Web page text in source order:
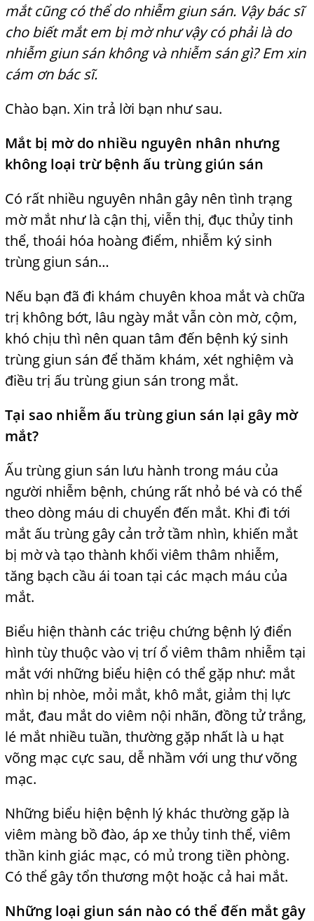
mắt cũng có thể do nhiễm giun sán. Vậy bác sĩ
cho biết mắt,em bị mờ như vậy có phải là do
nhiễm giun sán không và nhiễm sán gì? Em xin
cám ơn bác sĩ.
Chào bạn. Xin trả lời bạn như sau.
Mắt bị mờ do nhiều nguyên nhân nhưng
không loại trừ bệnh ấu trùng giún sán
Có rất nhiều nguyên nhân gây nên tình trạng
mờ mắt như là cận thị, viễn thị, đục thủy tinh
thể, thoái hóa hoàng điểm, nhiễm ký sinh
trùng giun sán…
Nếu bạn đã đi khám chuyên khoa mắt và chữa
trị không bớt, lâu ngày mắt vẫn còn mờ, cộm,
khó chịu thì nên quan tâm đến bệnh ký sinh
trùng giun sán để thăm khám, xét nghiệm và
điều trị ấu trùng giun sán trong mắt.
Tại sao nhiễm ấu trùng giun sán lại gây mờ
mắt?
Ấu trùng giun sán lưu hành trong máu của
người nhiễm bệnh, chúng rất nhỏ bé và có thể
theo dòng máu di chuyển đến mắt. Khi đi tới
mắt ấu trùng gây cản trở tầm nhìn, khiến mắt
bị mờ và tạo thành khối viêm thâm nhiễm,
tăng bạch cầu ái toan tại các mạch máu của
mắt.
Biểu hiện thành các triệu chứng bệnh lý điển
hình tùy thuộc vào vị trí ổ viêm thâm nhiễm tại
mắt với những biểu hiện có thể gặp như: mắt
nhìn bị nhòe, mỏi mắt, khô mắt, giảm thị lực
mắt, đau mắt do viêm nội nhãn, đồngjtử trắng,
lé mắt nhiều tuần, thường gặp nhất là u hạt
võng mạc cực sau, dễ nhầm với ung thư võng
mạc.
Những biểu hiện bệnh lý khác thường gặp là
viêm màng bồ đào, áp xethủy tinh thể, viêm
thần kinh giác mạc, có mủ trong tiền phòng.
Có thể gây tổn thương một hoặc cả hai mắt.
Những loại giun sán nào có thể đến mắt gây